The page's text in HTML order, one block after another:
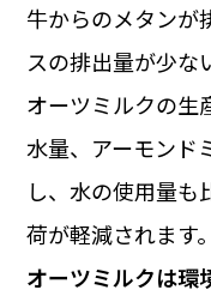
牛からのメタンが
スの排出量が少な
オーツミルクの生
水量、アーモンド
し、水の使用量も
荷が軽減されます。
オーツミルクは環